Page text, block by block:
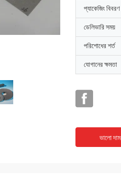
প্যাকেজিং বিবরণ
ডেলিভারি সময়
পরিশোধের শর্ত
যোগানের ক্ষমতা
ভালো দাম